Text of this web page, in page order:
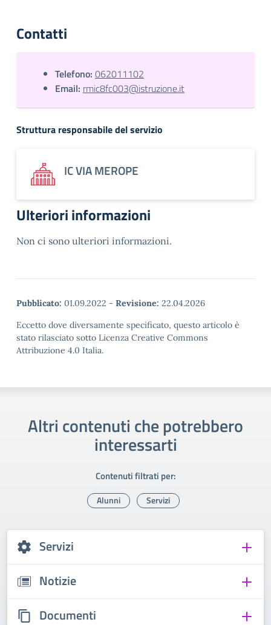
Contatti
Telefono: 062011102
Email: rmic8fc003@istruzione.it
Struttura responsabile del servizio
IC VIA MEROPE
Ulteriori informazioni
Non ci sono ulteriori informazioni.
Pubblicato: 01.09.2022 - Revisione: 22.04.2026
Eccetto dove diversamente specificato, questo articolo è
stato rilasciato sotto Licenza Creative Commons
Attribuzione 4.0 Italia.
Altri contenuti che potrebbero
interessarti
Contenuti filtrati per:
Alunni Servizi
Servizi
Notizie
Documenti